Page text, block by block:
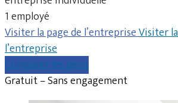
1 employé
Visiter la page de l’entrepriseVisiter
l’entreprise
Comparer les devis
Gratuit – Sans engagement